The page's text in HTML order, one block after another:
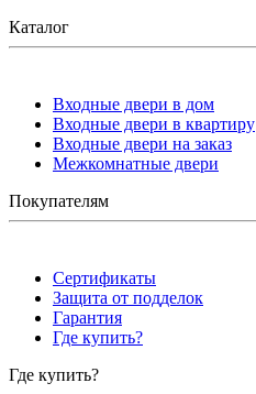
Каталог
Входные двери в дом
Входные двери в квартиру
Входные двери на заказ
Межкомнатные двери
Покупателям
Сертификаты
Защита от подделок
Гарантия
Где купить?
Где купить?